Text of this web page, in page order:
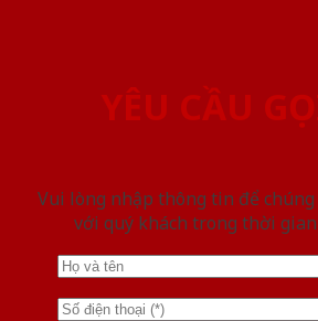
YÊU CẦU
Vui lòng nhập thông tin để
với quý khách trong thời